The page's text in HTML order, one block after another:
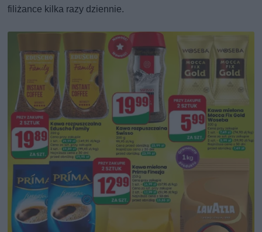
filiżance kilka razy dziennie.